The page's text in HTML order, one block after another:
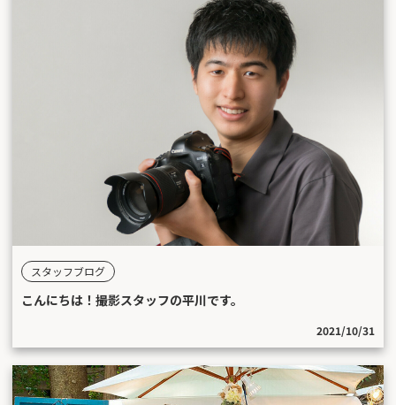
スタッフブログ
こんにちは！撮影スタッフの平川です。
2021/10/31